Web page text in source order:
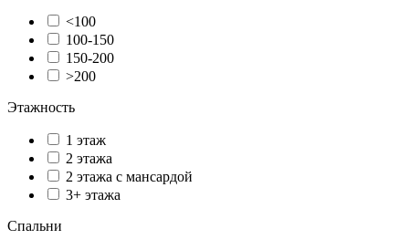
<100
100-150
150-200
>200
Этажность
1 этаж
2 этажа
2 этажа с мансардой
3+ этажа
Спальни